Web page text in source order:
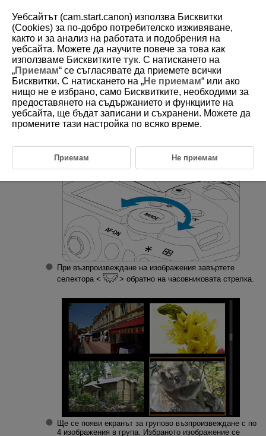
D090-112
Групово възпроизвеждане
(Възпроизвеждане на множество
изображения)
възпроизвеждане.
При възпроизвеждане на изображения завъртете
селектора
обратно на часовниковата стрелка.
Ще се появи екранът за групово възпроизвеждане с по
4 изображения в група. Избраното изображение се
Уебсайтът (cam.start.canon) използва Бисквитки
(Cookies) за по-добро потребителско изживяване,
както и за анализ на работата и подобрения на
уебсайта. Можете да научите повече за това как
използваме Бисквитките тук. С натискането на
„Приемам“ се съгласявате да приемете всички
Бисквитки. С натискането на „Не приемам“ или ако
нищо не е избрано, само Бисквитките, необходими за
предоставянето на съдържанието и функциите на
уебсайта, ще бъдат записани и съхранени. Можете да
промените тази настройка по всяко време.
Приемам Не приемам